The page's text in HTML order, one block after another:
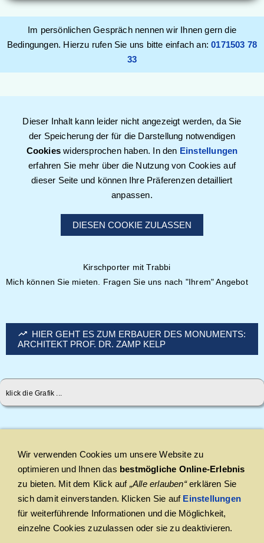
Im persönlichen Gespräch nennen wir Ihnen gern die
Bedingungen. Hierzu rufen Sie uns bitte einfach an:0171503 78
33
Dieser Inhalt kann leider nicht angezeigt werden, da Sie
der Speicherung der für die Darstellung notwendigen
Cookieswidersprochen haben. In den Einstellungen
erfahren Sie mehr über die Nutzung von Cookies auf
dieser Seite und können Ihre Präferenzen detailliert
anpassen.
DIESEN COOKIE ZULASSEN
Kirschporter mit Trabbi
Mich können Sie mieten. Fragen Sie uns nach "Ihrem" Angebot
HIER GEHT ES ZUM ERBAUER DES MONUMENTS:
ARCHITEKT PROF. DR. ZAMP KELP
klick die Grafik ...
... like us
Wir verwenden Cookies um unsere Website zu
optimieren und Ihnen das bestmögliche Online-Erlebnis
zu bieten. Mit dem Klick auf „Alle erlauben“erklären Sie
sich damit einverstanden. Klicken Sie auf Einstellungen
für weiterführende Informationen und die Möglichkeit,
einzelne Cookies zuzulassen oder sie zu deaktivieren.